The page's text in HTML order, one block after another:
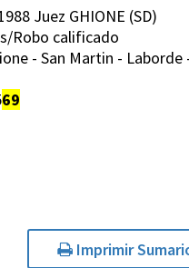
Juez GHIONE (SD)
s/Robo calificado
- San Martin -
69
Imprimir